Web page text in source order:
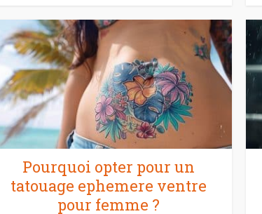
Pourquoi opter pour un
tatouage ephemere ventre
pour femme ?